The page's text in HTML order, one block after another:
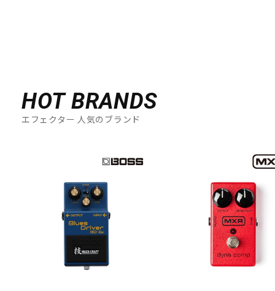
HOT BRANDS
エフェクター 人気のブランド